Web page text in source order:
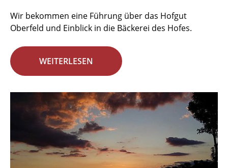
Wir bekommen eine Führung über das Hofgut
Oberfeld und Einblick in die Bäckerei des Hofes.
WEITERLESEN